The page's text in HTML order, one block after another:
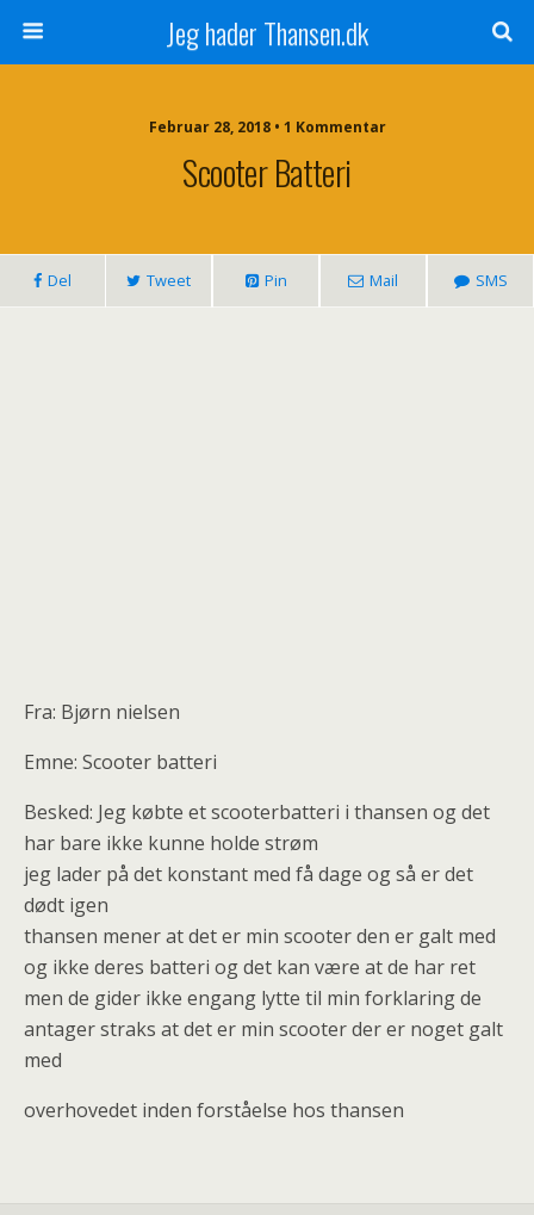
Jeg hader Thansen.dk
Februar 28, 2018 • 1 Kommentar
Scooter Batteri
Del Tweet Pin Mail SMS
Fra: Bjørn nielsen
Emne: Scooter batteri
Besked: Jeg købte et scooterbatteri i thansen og det
har bare ikke kunne holde strøm
jeg lader på det konstant med få dage og så er det
dødt igen
thansen mener at det er min scooter den er galt med
og ikke deres batteri og det kan være at de har ret
men de gider ikke engang lytte til min forklaring de
antager straks at det er min scooter der er noget galt
med
overhovedet inden forståelse hos thansen